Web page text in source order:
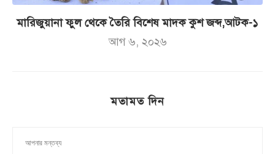
মারিজুয়ানা ফুল থেকে তৈরি বিশেষ মাদক কুশ জব্দ,আটক-১
আগ ৬, ২০২৬
মতামত দিন